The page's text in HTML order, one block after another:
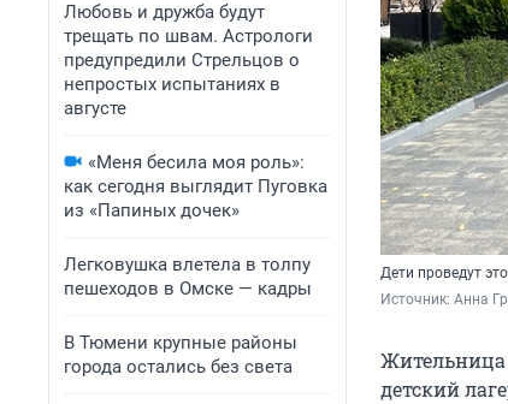
Любовь и дружба будут
трещать по швам. Астрологи
предупредили Стрельцов о
непростых испытаниях в
августе
«Меня бесила моя роль»:
как сегодня выглядит Пуговка
из «Папиных дочек»
Легковушка влетела в толпу
пешеходов в Омске — кадры
В Тюмени крупные районы
города остались без света
Дети проведут
Источник: Анна
Жительница
детский